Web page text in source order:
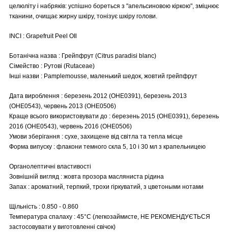
целюліту і набряків: успішно бореться з "апельсиновою кіркою", зміцнює
тканини, очищає жирну шкіру, тонізує шкіру голови.
INCI : Grapefruit Peel OIl
Ботанічна назва : Грейпфрут (Citrus paradisi blanc)
Сімейство : Рутові (Rutaceae)
Інші назви : Pamplemousse, маленький шедок, жовтий грейпфрут
Дата вироблення : березень 2012 (OHE0391), березень 2013
(OHE0543), червень 2013 (OHE0506)
Краще всього використовувати до : березень 2015 (OHE0391), березень
2016 (OHE0543), червень 2016 (OHE0506)
Умови зберігання : сухе, захищене від світла та тепла місце
Форма випуску : флакони темного скла 5, 10 і 30 мл з крапельницею
Органолептичні властивості
Зовнішній вигляд : жовта прозора масляниста рідина
Запах : ароматний, терпкий, трохи гіркуватий, з цветоными нотами
Щільність : 0.850 - 0.860
Температура спалаху : 45°C (легкозаймисте, НЕ РЕКОМЕНДУЄТЬСЯ
застосовувати у виготовленні свічок)